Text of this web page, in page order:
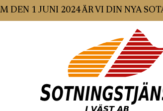
DEN 1 JUNI 2024 ÄR VI DIN NYA